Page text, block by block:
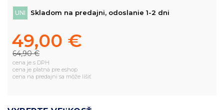
UNI Skladom na predajni, odoslanie 1-2 dni
49,00 €
64,90 €
cena je s DPH
cena je platná pre eshop
cena na predajni sa môže líšiť